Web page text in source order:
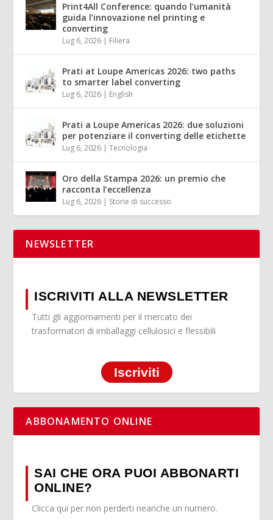
Print4All Conference: quando l’umanità
guida l’innovazione nel printing e
converting
Lug 6, 2026 | Filiera
Prati at Loupe Americas 2026: two paths
to smarter label converting
Lug 6, 2026 | English
Prati a Loupe Americas 2026: due soluzioni
per potenziare il converting delle etichette
Lug 6, 2026 |Tecnologia
Oro della Stampa 2026: un premio che
racconta l’eccellenza
Lug 6, 2026 | Storie di successo
NEWSLETTER
ISCRIVITI ALLA NEWSLETTER
Tutti gli aggiornamenti per il mercato dei
trasformatori di imballaggi cellulosici e flessibili
Iscriviti
ABBONAMENTO ONLINE
SAI CHE ORA PUOI ABBONARTI
ONLINE?
Clicca qui per non perderti neanche un numero.